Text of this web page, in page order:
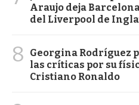
Araujo deja
del Liverpool de
8
Georgina Rodríguez
las críticas por su
Cristiano Ronaldo